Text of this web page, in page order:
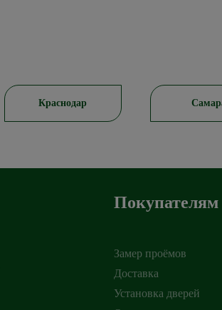
Краснодар
Покупателям
Замер проёмов
Доставка
Установка дверей